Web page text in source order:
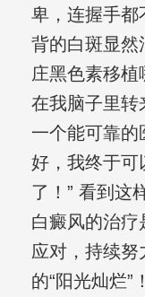
卑，连握手都
背的白斑显然
庄黑色素移
在我脑子里转
一个能可靠的
好，我终于可
了！” 看到这
白癜风的治疗
应对，持续努
的“阳光灿烂”！